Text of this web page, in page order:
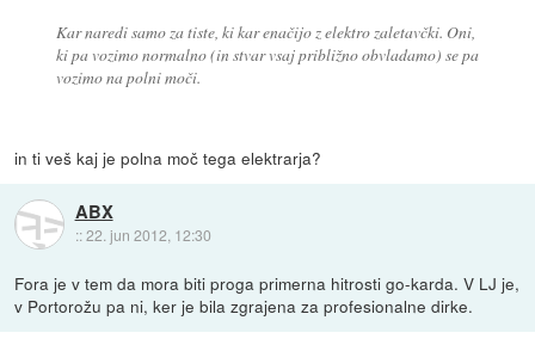
Kar naredi samo za tiste, ki kar enačijo z elektro zaletavčki. Oni,
ki pa vozimo normalno (in stvar vsaj približno obvladamo) se pa
vozimo na polni moči.
in ti veš kaj je polna moč tega elektrarja?
ABX
::22. jun 2012, 12:30
Fora je v tem da mora biti proga primerna hitrosti go-karda. V LJ je,
v Portorožu pa ni, ker je bila zgrajena za profesionalne dirke.